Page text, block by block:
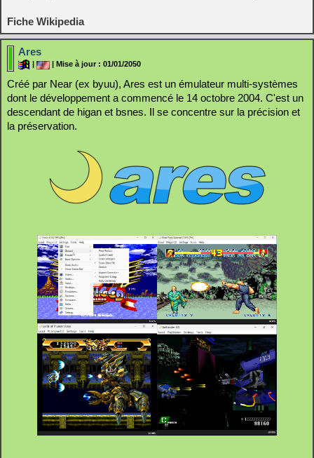
Fiche Wikipedia
Ares
| Mise à jour : 01/01/2050
Créé par Near (ex byuu), Ares est un émulateur multi-systèmes
dont le développement a commencé le 14 octobre 2004. C'est un
descendant de higan et bsnes. Il se concentre sur la précision et
la préservation.